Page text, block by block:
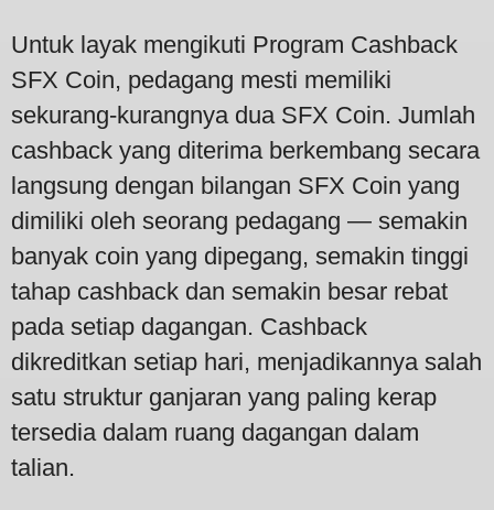
Untuk layak mengikuti Program Cashback
SFX Coin, pedagang mesti memiliki
sekurang-kurangnya dua SFX Coin. Jumlah
cashback yang diterima berkembang secara
langsung dengan bilangan SFX Coin yang
dimiliki oleh seorang pedagang — semakin
banyak coin yang dipegang, semakin tinggi
tahap cashback dan semakin besar rebat
pada setiap dagangan. Cashback
dikreditkan setiap hari, menjadikannya salah
satu struktur ganjaran yang paling kerap
tersedia dalam ruang dagangan dalam
talian.